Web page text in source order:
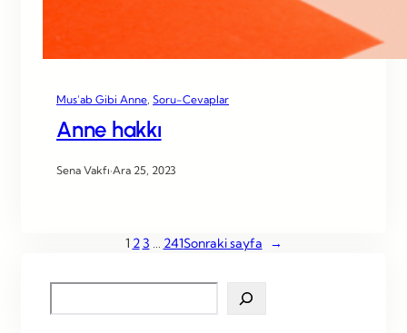
Mus’ab Gibi Anne Soru-Cevaplar
Anne hakkı
Sena Vakfı·Ara 25, 2023
1 23 … 241Sonraki sayfa →
e